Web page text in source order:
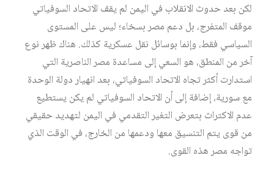
لكن بعد حدوث الانقلاب في اليمن لم يقف الاتحاد السوفياتي
موقف المتفرج، بل دعم مصر بسخاء؛ ليس على المستوى
السياسي فقط، وإنما بوسائل نقل عسكرية كذلك. هناك ظهر نوع
آخر من المنطق، هو السعي إلى مساعدة مصر الناصرية التي
استدارت أكثر تجاه الاتحاد السوفياتي، بعد انهيار دولة الوحدة
مع سورية، إضافة إلى أن الاتحاد السوفياتي لم يكن يستطيع
عدم الاكتراث بتعرض التغير التقدمي في اليمن لتهديد حقيقي
من قوى يتم التنسيق معها ودعمها من الخارج، في الوقت الذي
تواجه مصر هذه القوى.